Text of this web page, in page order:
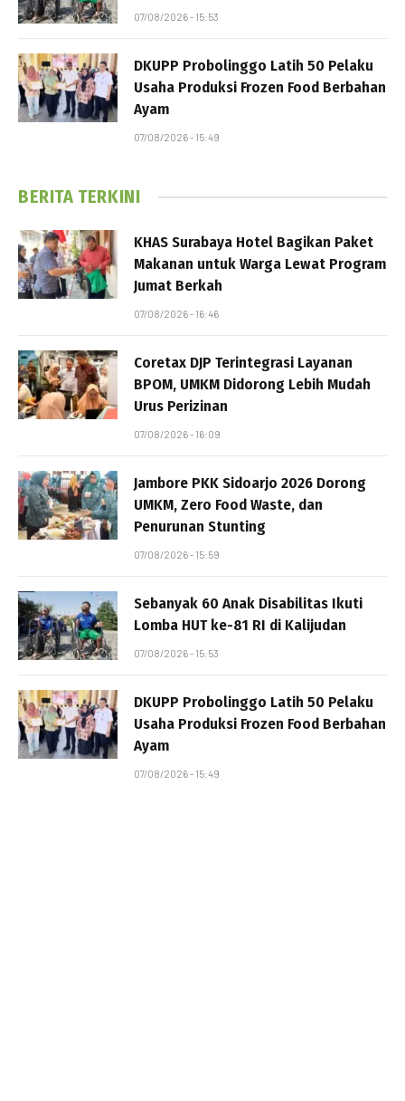
07/08/2026 - 15:53
DKUPP Probolinggo Latih 50 Pelaku
Usaha Produksi Frozen Food Berbahan
Ayam
07/08/2026 - 15:49
BERITA TERKINI
KHAS Surabaya Hotel Bagikan Paket
Makanan untuk Warga Lewat Program
Jumat Berkah
07/08/2026 - 16:46
Coretax DJP Terintegrasi Layanan
BPOM, UMKM Didorong Lebih Mudah
Urus Perizinan
07/08/2026 - 16:09
Jambore PKK Sidoarjo 2026 Dorong
UMKM, Zero Food Waste, dan
Penurunan Stunting
07/08/2026 - 15:59
Sebanyak 60 Anak Disabilitas Ikuti
Lomba HUT ke-81 RI di Kalijudan
07/08/2026 - 15:53
DKUPP Probolinggo Latih 50 Pelaku
Usaha Produksi Frozen Food Berbahan
Ayam
07/08/2026 - 15:49